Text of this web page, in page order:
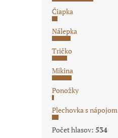
Čiapka
Nálepka
Tričko
Mikina
Ponožky
Plechovka s nápojom
Počet hlasov: 534